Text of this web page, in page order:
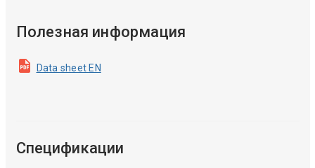
Полезная информация
Data sheet EN
Спецификации